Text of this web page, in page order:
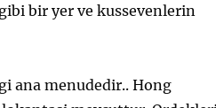
bir yer ve kussevenlerin
ana menudedir.. Hong